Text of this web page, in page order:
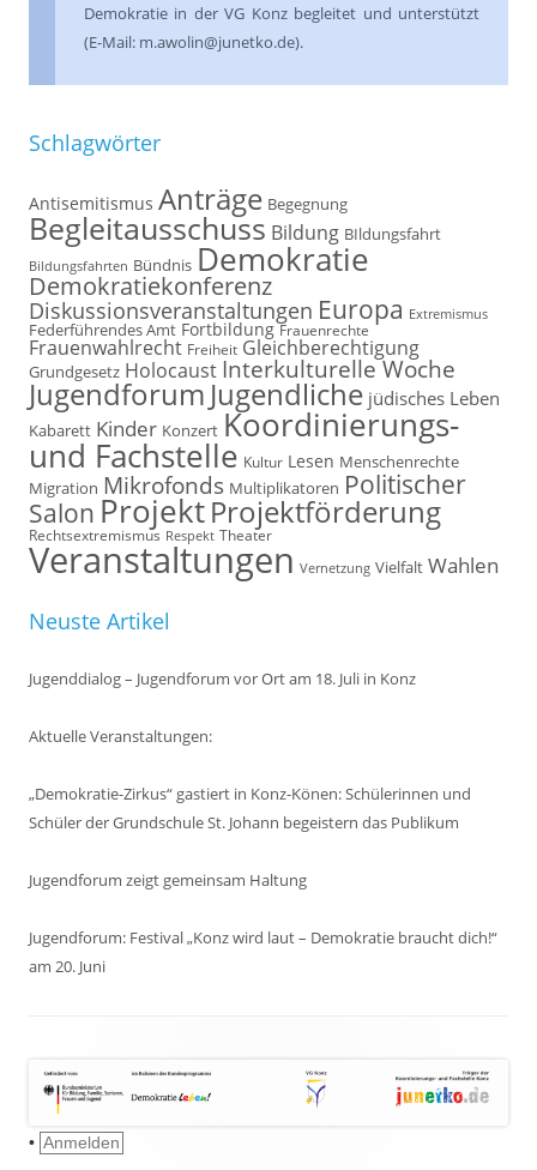
Demokratie in der VG Konz begleitet und unterstützt
(E-Mail: m.awolin@junetko.de).
Schlagwörter
Antisemitismus Anträge Begegnung
Begleitausschuss Bildung BIldungsfahrt
Bildungsfahrten Bündnis Demokratie
Demokratiekonferenz
Diskussionsveranstaltungen Europa Extremismus
Federführendes Amt Fortbildung Frauenrechte
Frauenwahlrecht Freiheit Gleichberechtigung
Grundgesetz Holocaust Interkulturelle Woche
Jugendforum Jugendliche jüdisches Leben
Kabarett Kinder Konzert Koordinierungs-
und Fachstelle Kultur Lesen Menschenrechte
Migration Mikrofonds Multiplikatoren Politischer
Salon ProjektProjektförderung
Rechtsextremismus Respekt Theater
Veranstaltungen Vernetzung Vielfalt Wahlen
Neuste Artikel
Jugenddialog – Jugendforum vor Ort am 18. Juli in Konz
Aktuelle Veranstaltungen:
„Demokratie-Zirkus“ gastiert in Konz-Könen: Schülerinnen und
Schüler der Grundschule St. Johann begeistern das Publikum
Jugendforum zeigt gemeinsam Haltung
Jugendforum: Festival „Konz wird laut – Demokratie braucht dich!“
am 20. Juni
• Anmelden